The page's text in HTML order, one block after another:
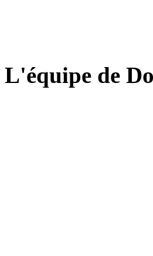
L'équipe de